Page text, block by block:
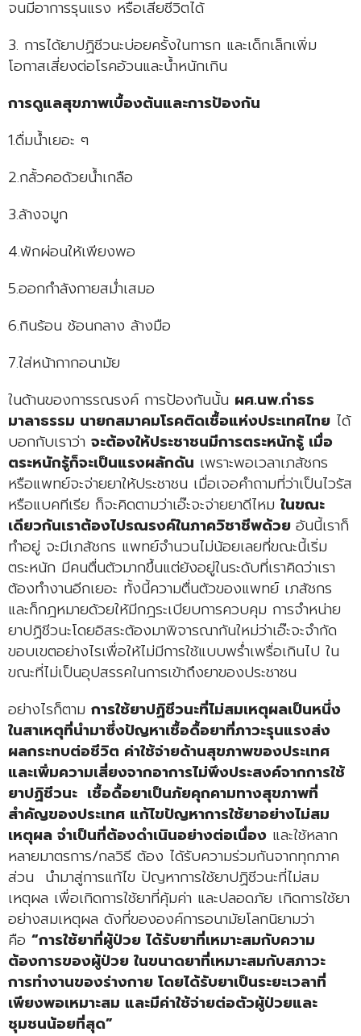
จนมีอาการรุนแรง หรือเสียชีวิตได้
3. การได้ยาปฏิชีวนะบ่อยครั้งในทารก และเด็กเล็กเพิ่ม
โอกาสเสี่ยงต่อโรคอ้วนและน้ำหนักเกิน
การดูแลสุขภาพเบื้องต้นและการป้องกัน
1.ดื่มน้ำเยอะ ๆ
2.กลั้วคอด้วยน้ำเกลือ
3.ล้างจมูก
4.พักผ่อนให้เพียงพอ
5.ออกกำลังกายสม่ำเสมอ
6.กินร้อน ช้อนกลาง ล้างมือ
7.ใส่หน้ากากอนามัย
ในด้านของการรณรงค์ การป้องกันนั้น ผศ.นพ.กำธร
มาลาธรรม นายกสมาคมโรคติดเชื้อแห่งประเทศไทย ได้
บอกกับเราว่า จะต้องให้ประชาชนมีการตระหนักรู้ เมื่อ
ตระหนักรู้ก็จะเป็นแรงผลักดัน เพราะพอเวลาเภสัชกร
หรือแพทย์จะจ่ายยาให้ประชาชน เมื่อเจอคำถามที่ว่าเป็นไวรัส
หรือแบคทีเรีย ก็จะคิดตามว่าเอ๊ะจะจ่ายยาดีไหม ในขณะ
เดียวกันเราต้องไปรณรงค์ในภาควิชาชีพด้วย อันนี้เราก็
ทำอยู่ จะมีเภสัชกร แพทย์จำนวนไม่น้อยเลยที่ขณะนี้เริ่ม
ตระหนัก มีคนตื่นตัวมากขึ้นแต่ยังอยู่ในระดับที่เราคิดว่าเรา
ต้องทำงานอีกเยอะ ทั้งนี้ความตื่นตัวของแพทย์ เภสัชกร
และก็กฎหมายด้วยให้มีกฎระเบียบการควบคุม การจำหน่าย
ยาปฏิชีวนะโดยอิสระต้องมาพิจารณากันใหม่ว่าเอ๊ะจะจำกัด
ขอบเขตอย่างไรเพื่อให้ไม่มีการใช้แบบพร่ำเพรื่อเกินไป ใน
ขณะที่ไม่เป็นอุปสรรคในการเข้าถึงยาของประชาชน
อย่างไรก็ตาม การใช้ยาปฏิชีวนะที่ไม่สมเหตุผลเป็นหนึ่ง
ในสาเหตุที่นำมาซึ่งปัญหาเชื้อดื้อยาที่ภาวะรุนแรงส่ง
ผลกระทบต่อชีวิต ค่าใช้จ่ายด้านสุขภาพของประเทศ
และเพิ่มความเสี่ยงจากอาการไม่พึงประสงค์จากการใช้
ยาปฏิชีวนะ เชื้อดื้อยาเป็นภัยคุกคามทางสุขภาพที่
สำคัญของประเทศ แก้ไขปัญหาการใช้ยาอย่างไม่สม
เหตุผล จำเป็นที่ต้องดำเนินอย่างต่อเนื่อง และใช้หลาก
หลายมาตรการ/กลวิธี ต้อง ได้รับความร่วมกันจากทุกภาค
ส่วน นำมาสู่การแก้ไข ปัญหาการใช้ยาปฏิชีวนะที่ไม่สม
เหตุผล เพื่อเกิดการใช้ยาที่คุ้มค่า และปลอดภัย เกิดการใช้ยา
อย่างสมเหตุผล ดังที่ขององค์การอนามัยโลกนิยามว่า
คือ “การใช้ยาที่ผู้ป่วย ได้รับยาที่เหมาะสมกับความ
ต้องการของผู้ป่วย ในขนาดยาที่เหมาะสมกับสภาวะ
การทำงานของร่างกาย โดยได้รับยาเป็นระยะเวลาที่
เพียงพอเหมาะสม และมีค่าใช้จ่ายต่อตัวผู้ป่วยและ
ชุมชนน้อยที่สุด”